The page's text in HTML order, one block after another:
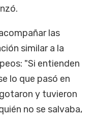
las
similar a la
"Si entienden
lo que pasó en
y tuvieron
no se salvaba,